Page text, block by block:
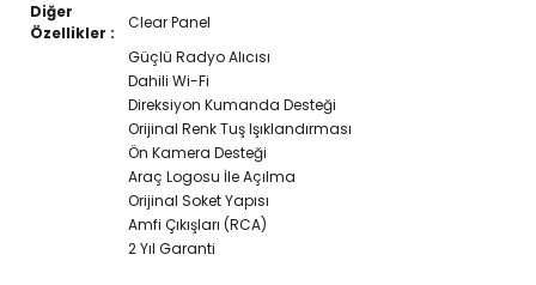
Diğer
Özellikler :
Clear Panel
Güçlü Radyo Alıcısı
Dahili Wi-Fi
Direksiyon Kumanda Desteği
Orijinal Renk Tuş Işıklandırması
Ön Kamera Desteği
Araç Logosu İle Açılma
Orijinal Soket Yapısı
Amfi Çıkışları (RCA)
2 Yıl Garanti